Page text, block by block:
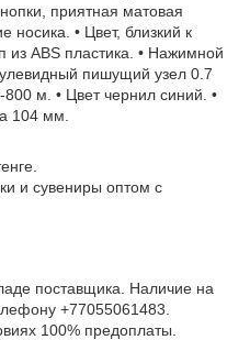
приятная матовая
носика. • Цвет, близкий к
из ABS пластика. • Нажимной
пишущий узел 0.7
м. • Цвет чернил синий. •
104 мм.
и сувениры оптом с
поставщика. Наличие на
+77055061483.
100% предоплаты.